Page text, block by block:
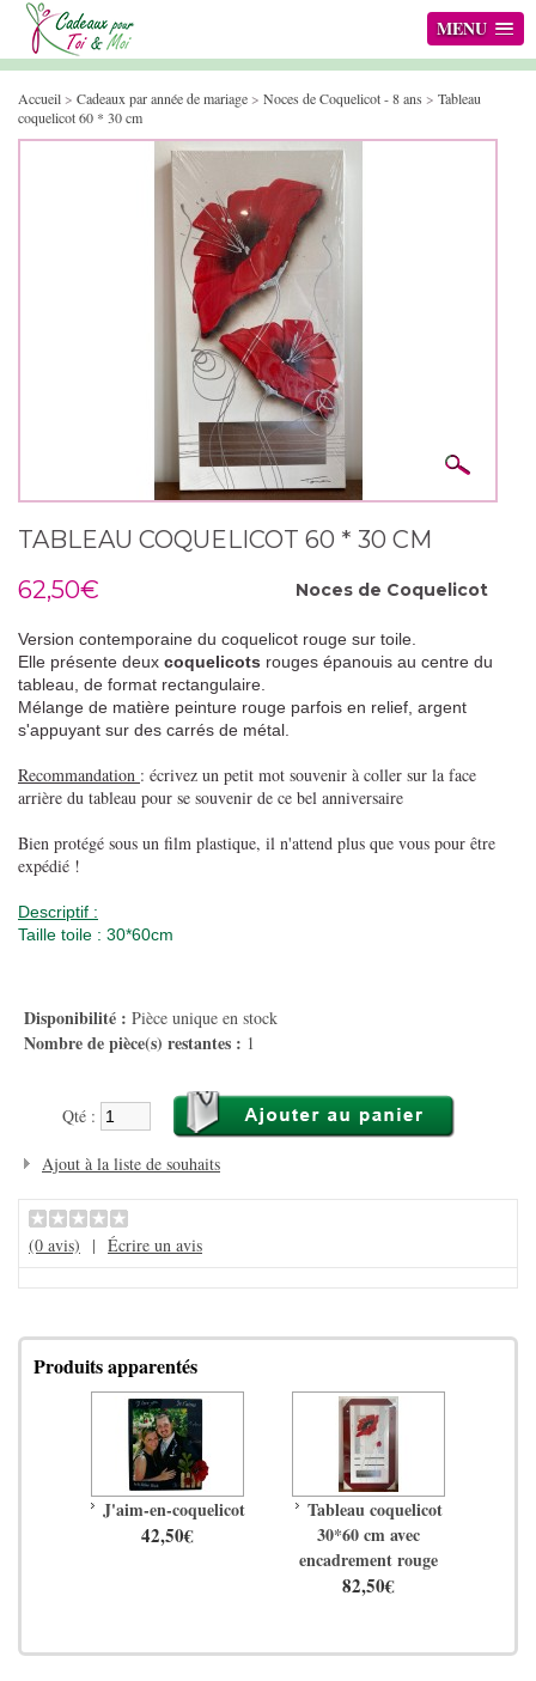
MENU
Accueil> Cadeaux par année de mariage> Noces de Coquelicot - 8 ans > Tableau
coquelicot 60 * 30 cm
TABLEAU COQUELICOT 60 * 30 CM
62,50€
Noces de Coquelicot
Version contemporaine du coquelicot rouge sur toile.
Elle présente deux coquelicots rouges épanouis au centre du
tableau, de format rectangulaire.
Mélange de matière peinture rouge parfois en relief, argent
s'appuyant sur des carrés de métal.
Recommandation : écrivez un petit mot souvenir à coller sur la face
arrière du tableau pour se souvenir de ce bel anniversaire
Bien protégé sous un film plastique, il n'attend plus que vous pour être
expédié !
Descriptif :
Taille toile : 30*60cm
Disponibilité : Pièce unique en stock
Nombre de pièce(s) restantes : 1
Qté :
Ajout à la liste de souhaits
(0 avis) | Écrire un avis
Produits apparentés
J'aim-en-coquelicot
42,50€
Tableau coquelicot
30*60 cm avec
encadrement rouge
82,50€